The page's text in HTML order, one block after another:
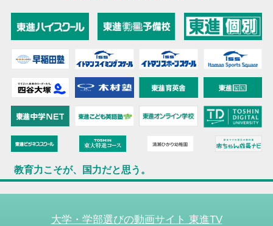
教育力こそが、国力だと思う。
大学・学部選びの動画サイト 東進TV